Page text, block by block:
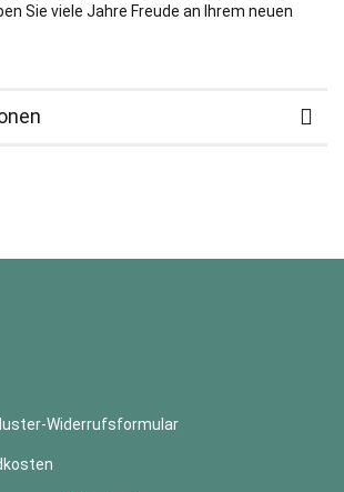
Sie viele Jahre Freude an Ihrem neuen
Widerrufsformular